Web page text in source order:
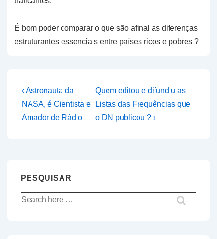
É bom poder comparar o que são afinal as diferenças
estruturantes essenciais entre países ricos e pobres ?
Navegação
de
artigos
Previous
Post
is
‹ Astronauta da
NASA, é Cientista e
Amador de Rádio
Next
Post
is
Quem editou e difundiu as
Listas das Frequências que
o DN publicou ? ›
PESQUISAR
Pesquisar
por: